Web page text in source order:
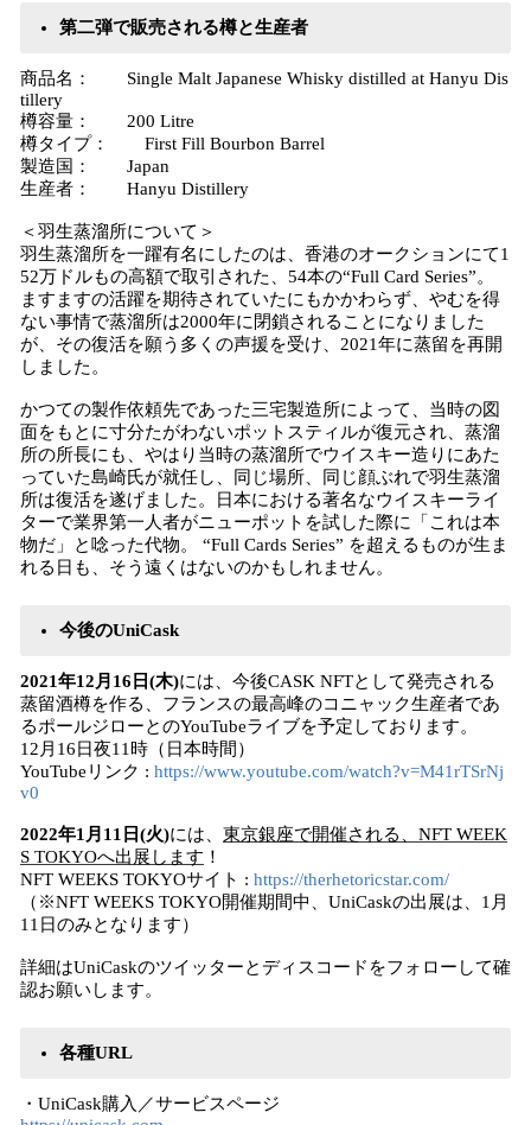
第二弾で販売される樽と生産者
商品名： Single Malt Japanese Whisky distilled at Hanyu Dis
tillery
樽容量： 200 Litre
樽タイプ： First Fill Bourbon Barrel
製造国： Japan
生産者： Hanyu Distillery
＜羽生蒸溜所について＞
羽生蒸溜所を一躍有名にしたのは、香港のオークションにて1
52万ドルもの高額で取引された、54本の“Full Card Series”。
ますますの活躍を期待されていたにもかかわらず、やむを得
ない事情で蒸溜所は2000年に閉鎖されることになりました
が、その復活を願う多くの声援を受け、2021年に蒸留を再開
しました。
かつての製作依頼先であった三宅製造所によって、当時の図
面をもとに寸分たがわないポットスティルが復元され、蒸溜
所の所長にも、やはり当時の蒸溜所でウイスキー造りにあた
っていた島崎氏が就任し、同じ場所、同じ顔ぶれで羽生蒸溜
所は復活を遂げました。日本における著名なウイスキーライ
ターで業界第一人者がニューポットを試した際に「これは本
物だ」と唸った代物。 “Full Cards Series” を超えるものが生ま
れる日も、そう遠くはないのかもしれません。
今後のUniCask
2021年12月16日(木)には、今後CASK NFTとして発売される
蒸留酒樽を作る、フランスの最高峰のコニャック生産者であ
るポールジローとのYouTubeライブを予定しております。
12月16日夜11時（日本時間）
YouTubeリンク : https://www.youtube.com/watch?v=M41rTSrNj
v0
2022年1月11日(火)には、 東京銀座で開催される、NFT WEEK
S TOKYOへ出展します ！
NFT WEEKS TOKYOサイト : https://therhetoricstar.com/
（※NFT WEEKS TOKYO開催期間中、UniCaskの出展は、1月
11日のみとなります）
詳細はUniCaskのツイッターとディスコードをフォローして確
認お願いします。
各種URL
・UniCask購入／サービスページ